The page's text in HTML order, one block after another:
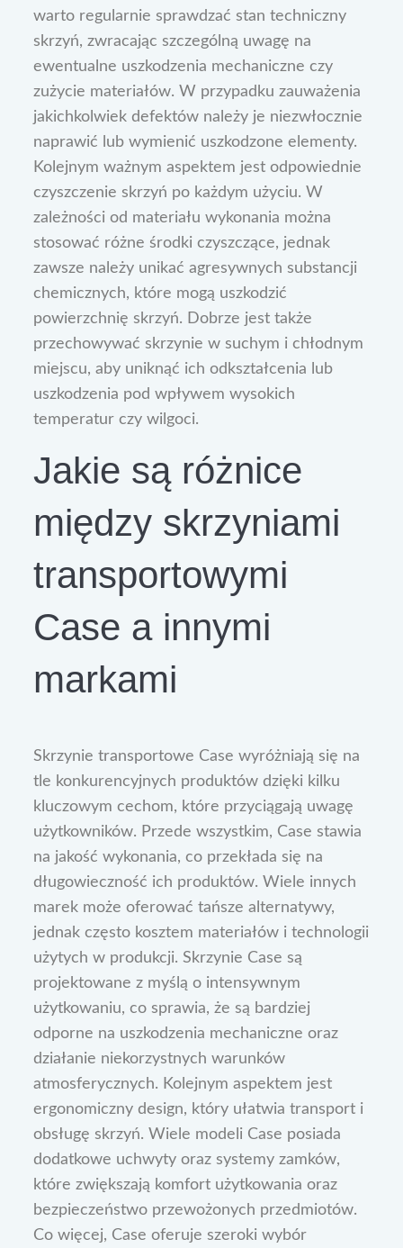
warto regularnie sprawdzać stan techniczny
skrzyń, zwracając szczególną uwagę na
ewentualne uszkodzenia mechaniczne czy
zużycie materiałów. W przypadku zauważenia
jakichkolwiek defektów należy je niezwłocznie
naprawić lub wymienić uszkodzone elementy.
Kolejnym ważnym aspektem jest odpowiednie
czyszczenie skrzyń po każdym użyciu. W
zależności od materiału wykonania można
stosować różne środki czyszczące, jednak
zawsze należy unikać agresywnych substancji
chemicznych, które mogą uszkodzić
powierzchnię skrzyń. Dobrze jest także
przechowywać skrzynie w suchym i chłodnym
miejscu, aby uniknąć ich odkształcenia lub
uszkodzenia pod wpływem wysokich
temperatur czy wilgoci.
Jakie są różnice
między skrzyniami
transportowymi
Case a innymi
markami
Skrzynie transportowe Case wyróżniają się na
tle konkurencyjnych produktów dzięki kilku
kluczowym cechom, które przyciągają uwagę
użytkowników. Przede wszystkim, Case stawia
na jakość wykonania, co przekłada się na
długowieczność ich produktów. Wiele innych
marek może oferować tańsze alternatywy,
jednak często kosztem materiałów i technologii
użytych w produkcji. Skrzynie Case są
projektowane z myślą o intensywnym
użytkowaniu, co sprawia, że są bardziej
odporne na uszkodzenia mechaniczne oraz
działanie niekorzystnych warunków
atmosferycznych. Kolejnym aspektem jest
ergonomiczny design, który ułatwia transport i
obsługę skrzyń. Wiele modeli Case posiada
dodatkowe uchwyty oraz systemy zamków,
które zwiększają komfort użytkowania oraz
bezpieczeństwo przewożonych przedmiotów.
Co więcej, Case oferuje szeroki wybór